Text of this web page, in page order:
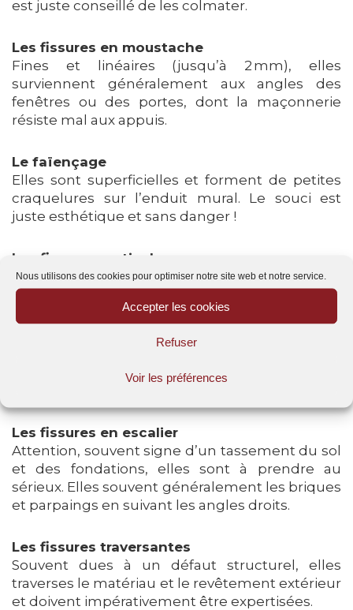
Nous utilisons des cookies pour optimiser notre site web et notre service.
Accepter les cookies
Refuser
Voir les préférences
est juste conseillé de les colmater.
Les fissures en moustache
Fines et linéaires (jusqu’à 2 mm), elles
surviennent généralement aux angles des
fenêtres ou des portes, dont la maçonnerie
résiste mal aux appuis.
Le faïençage
Elles sont superficielles et forment de petites
craquelures sur l’enduit mural. Le souci est
juste esthétique et sans danger !
Les fissures verticales
Principalement situées aux angles du bâti, elles
sont souvent liées aux fondations du bâtiment.
Les fissures horizontales
sont souvent le signe d’un problème de retrait
Les fissures en escalier
Attention, souvent signe d’un tassement du sol
et des fondations, elles sont à prendre au
sérieux. Elles souvent généralement les briques
et parpaings en suivant les angles droits.
Les fissures traversantes
Souvent dues à un défaut structurel, elles
traverses le matériau et le revêtement extérieur
et doivent impérativement être expertisées.